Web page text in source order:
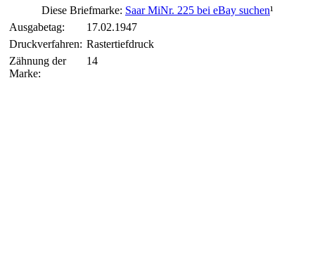
Diese Briefmarke: Saar MiNr. 225 bei eBay suchen¹
Ausgabetag:
17.02.1947
Druckverfahren: Rastertiefdruck
Zähnung der
Marke:
14